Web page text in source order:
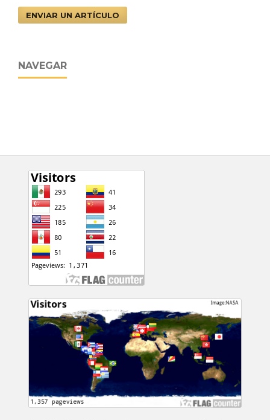
ENVIAR UN ARTÍCULO
NAVEGAR